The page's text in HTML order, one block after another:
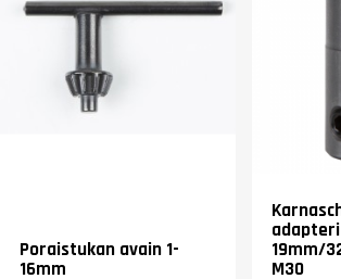
Poraistukan avain 1-
16mm
19mm/
M30